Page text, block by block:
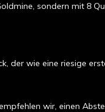
sondern mit 8
der wie eine riesige
wir, einen